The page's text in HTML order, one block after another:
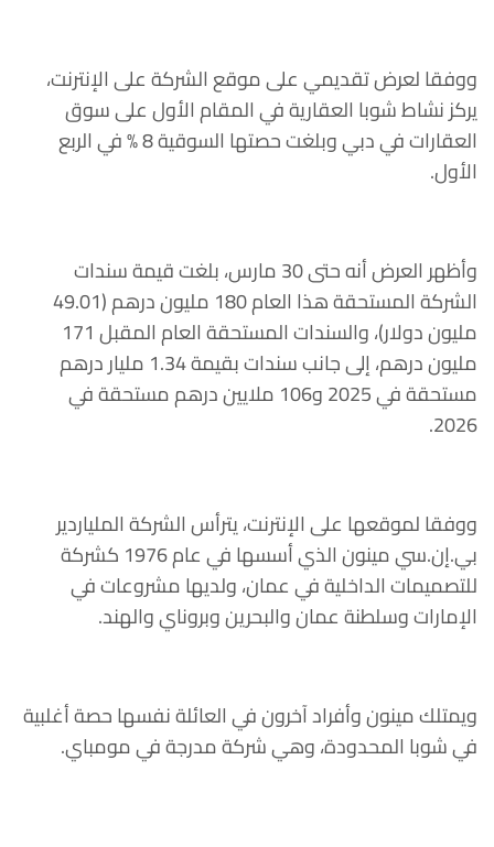
ووفقا لعرض تقديمي على موقع الشركة على الإنترنت،
يركز نشاط شوبا العقارية في المقام الأول على سوق
العقارات في دبي وبلغت حصتها السوقية 8 % في الربع
الأول.
وأظهر العرض أنه حتى 30 مارس، بلغت قيمة سندات
الشركة المستحقة هذا العام 180 مليون درهم (49.01
مليون دولار)، والسندات المستحقة العام المقبل 171
مليون درهم، إلى جانب سندات بقيمة 1.34 مليار درهم
مستحقة في 2025 و106 ملايين درهم مستحقة في
2026.
ووفقا لموقعها على الإنترنت، يترأس الشركة الملياردير
بي.إن.سي مينون الذي أسسها في عام 1976 كشركة
للتصميمات الداخلية في عمان، ولديها مشروعات في
الإمارات وسلطنة عمان والبحرين وبروناي والهند.
ويمتلك مينون وأفراد آخرون في العائلة نفسها حصة أغلبية
في شوبا المحدودة، وهي شركة مدرجة في مومباي.